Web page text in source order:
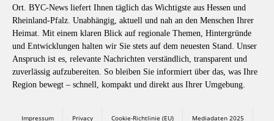
Ort. BYC-News liefert Ihnen täglich das Wichtigste aus Hessen und
Rheinland-Pfalz. Unabhängig, aktuell und nah an den Menschen Ihrer
Heimat. Mit einem klaren Blick auf regionale Themen, Hintergründe
und Entwicklungen halten wir Sie stets auf dem neuesten Stand. Unser
Anspruch ist es, relevante Nachrichten verständlich, transparent und
zuverlässig aufzubereiten. So bleiben Sie informiert über das, was Ihre
Region bewegt – schnell, kompakt und direkt aus Ihrer Umgebung.
Impressum Privacy Cookie-Richtlinie (EU) Mediadaten 2025